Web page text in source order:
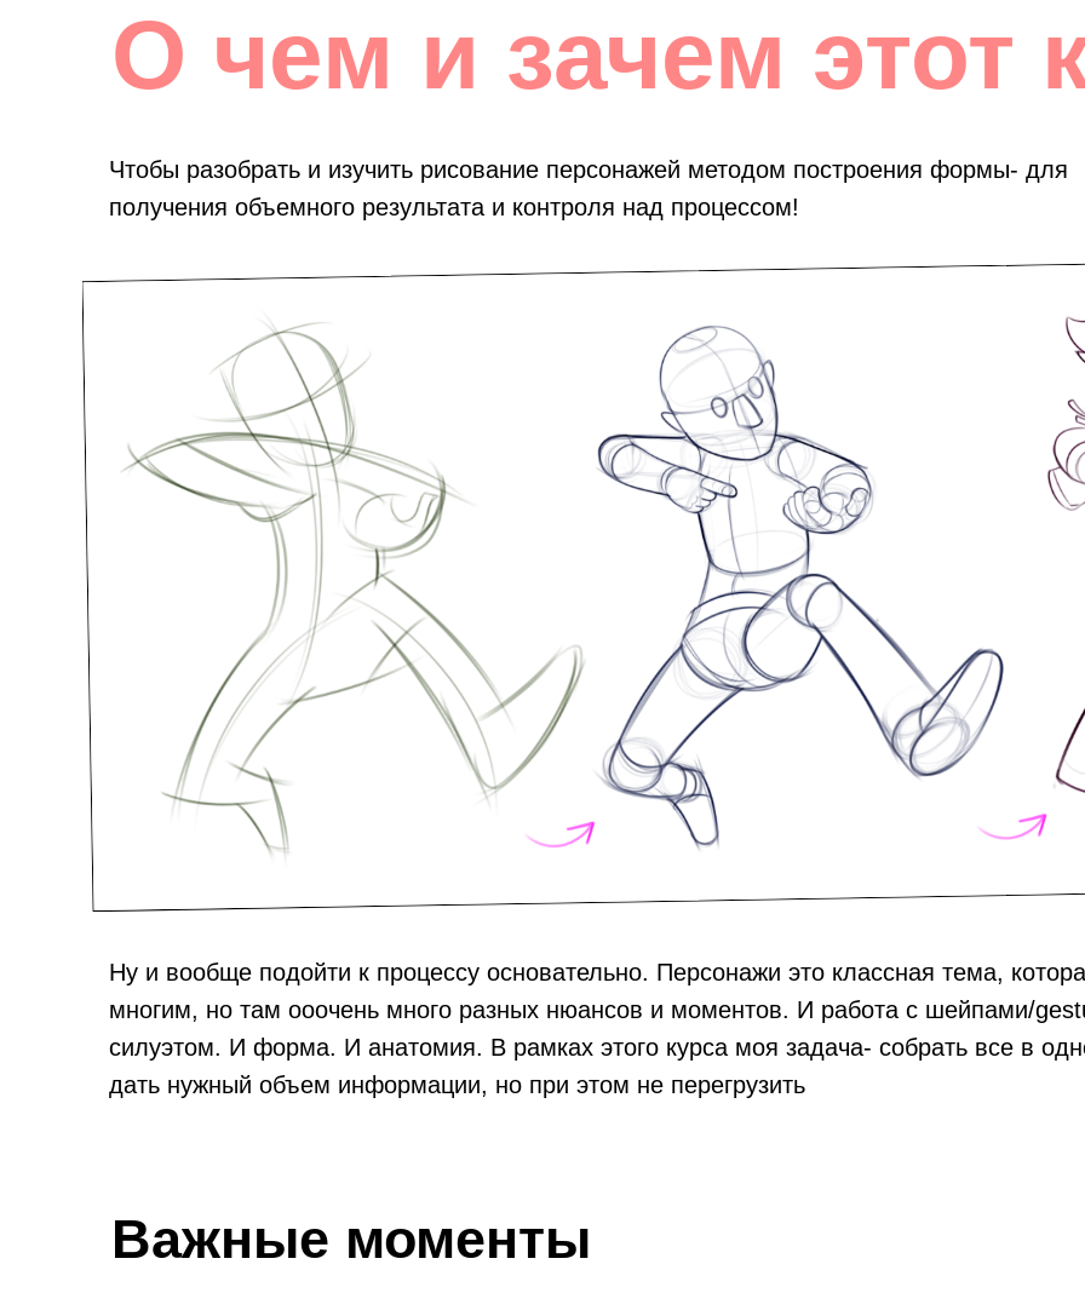
О чем и зачем этот
Чтобы разобрать и изучить рисование персонажей методом построения формы- для
получения объемного результата и контроля над процессом!
Ну и вообще подойти к процессу основательно. Персонажи это классная тема,
многим, но там ооочень много разных нюансов и моментов. И работа с шейпами/
силуэтом. И форма. И анатомия. В рамках этого курса моя задача- собрать все в
дать нужный объем информации, но при этом не перегрузить
Важные моменты